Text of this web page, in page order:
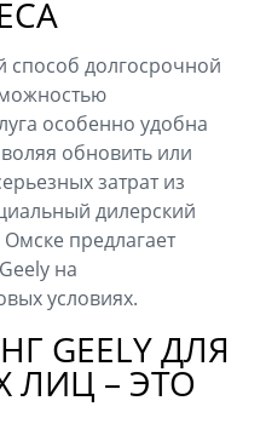
способ долгосрочной
особенно удобна
обновить или
затрат из
дилерский
предлагает
на
условиях.
GEELY ДЛЯ
ЛИЦ – ЭТО